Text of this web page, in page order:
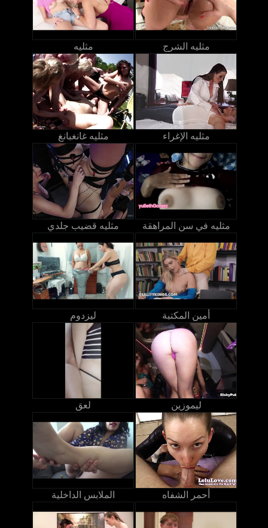
مثليه مثليه الشرج
مثليه غانغبانغ مثليه الإغراء
مثليه قضيب جلدي مثليه في سن المراهقة
ليزدوم أمين المكتبة
لعق ليموزين
الملابس الداخلية أحمر الشفاه